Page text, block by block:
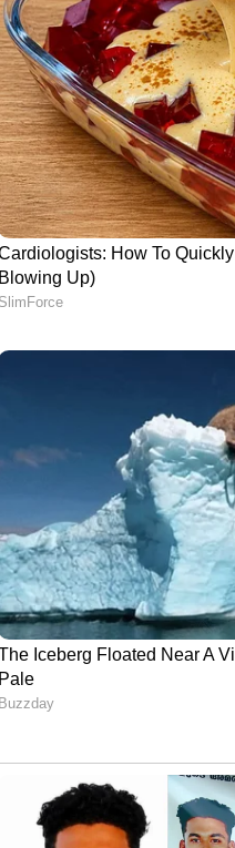
ഒരേ ജഡ്ജിയും